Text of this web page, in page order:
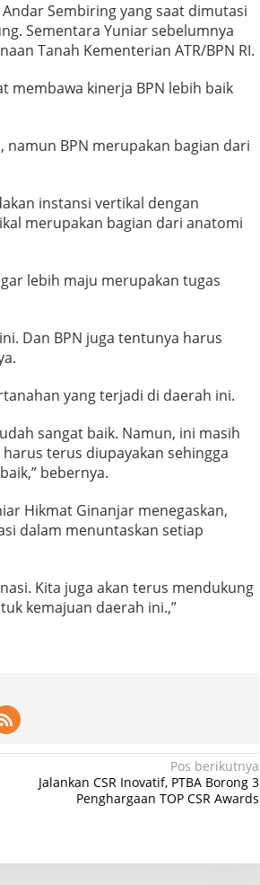
Sembiring yang saat dimutasi
Sementara Yuniar sebelumnya
Tanah Kementerian ATR/BPN RI.
membawa kinerja BPN lebih baik
BPN merupakan bagian dari
instansi vertikal dengan
merupakan bagian dari anatomi
lebih maju merupakan tugas
Dan BPN juga tentunya harus
yang terjadi di daerah ini.
sangat baik. Namun, ini masih
terus diupayakan sehingga
bebernya.
Hikmat Ginanjar menegaskan,
dalam menuntaskan setiap
Kita juga akan terus mendukung
kemajuan daerah ini.,”
Pos berikutnya
Jalankan CSR Inovatif, PTBA Borong 3
Penghargaan TOP CSR Awards